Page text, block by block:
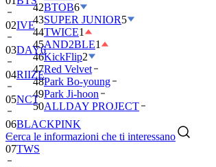
42BTOB6
43SUPER JUNIOR5
44TWICE1
45AND2BLE1
46KickFlip2
47Red Velvet
48Park Bo-young
49Park Ji-hoon
50ALLDAY PROJECT
Cerca le informazioni che ti interessano
02IVE
03DAY6
04RIIZE
05NCT
06BLACKPINK
07TWS